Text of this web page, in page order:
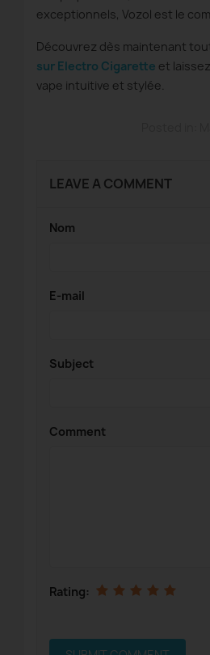
exceptionnels, Vozol est le
Découvrez dès maintenant
sur Electro Cigarette et
vape intuitive et stylée.
LEAVE A COMMENT
Nom
E-mail
Subject
Comment
Rating: